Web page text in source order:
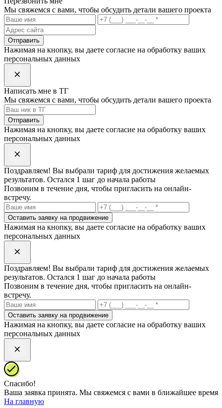
Мы свяжемся с вами, чтобы обсудить детали вашего проекта
Отправить
Нажимая на кнопку, вы даете согласие на обработку ваших
персональных данных
Написать мне в ТГ
Мы свяжемся с вами, чтобы обсудить детали вашего проекта
Отправить
Нажимая на кнопку, вы даете согласие на обработку ваших
персональных данных
Поздравляем! Вы выбрали тариф для достижения желаемых
результатов. Остался 1 шаг до начала работы
Позвоним в течение дня, чтобы пригласить на онлайн-
встречу.
Оставить заявку на продвижение
Нажимая на кнопку, вы даете согласие на обработку ваших
персональных данных
Поздравляем! Вы выбрали тариф для достижения желаемых
результатов. Остался 1 шаг до начала работы
Позвоним в течение дня, чтобы пригласить на онлайн-
встречу.
Оставить заявку на продвижение
Нажимая на кнопку, вы даете согласие на обработку ваших
персональных данных
Спасибо!
Ваша заявка принята. Mы свяжемся с вами в ближайшее время
На главную